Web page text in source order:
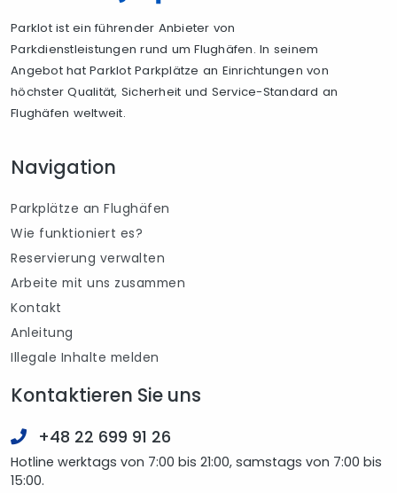
Parklot ist ein führender Anbieter von
Parkdienstleistungen rund um Flughäfen. In seinem
Angebot hat Parklot Parkplätze an Einrichtungen von
höchster Qualität, Sicherheit und Service-Standard an
Flughäfen weltweit.
Navigation
Parkplätze an Flughäfen
Wie funktioniert es?
Reservierung verwalten
Arbeite mit uns zusammen
Kontakt
Anleitung
Illegale Inhalte melden
Kontaktieren Sie uns
+48 22 699 91 26
Hotline werktags von 7:00 bis 21:00, samstags von 7:00 bis
15:00.